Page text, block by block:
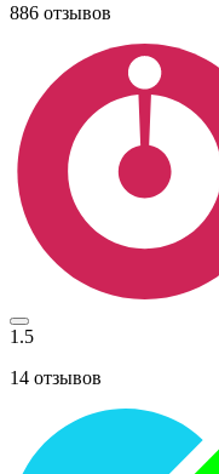
886 отзывов
1.5
14 отзывов